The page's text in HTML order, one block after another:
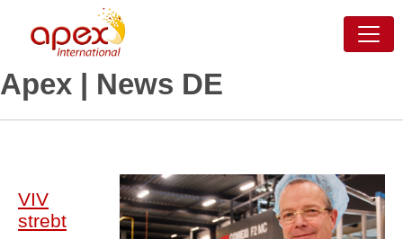
Apex | News DE
VIV
strebt